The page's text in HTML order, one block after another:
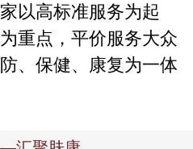
以高标准服务为起
重点，平价服务大众
、保健、康复为一体